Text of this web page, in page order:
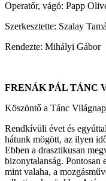
Operatőr, vágó: Papp
Szerkesztette: Szalay
Rendezte: Mihályi Gábor
FRENÁK PÁL TÁNC
Köszöntő a Tánc
Rendkívüli évet és
hátunk mögött, az ilyen
Ebben a drasztikusan
bizonytalanság. Pontosan
mint valaha, a